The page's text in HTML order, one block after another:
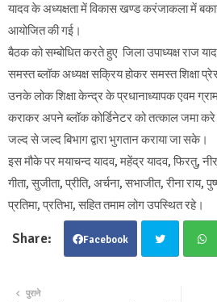
यादव के अध्यक्षता में विकास खण्ड करंजाकला में
आयोजित की गई।
बैठक को सम्बोधित करते हुए जिला उपाध्यक्ष राज
समस्त ब्लॉक अध्यक्ष सक्रिय होकर समस्त शिक्षा
उनके लोक शिक्षा केन्द्र के प्रधानाध्यापक एवम
कराकर अपने ब्लॉक कोर्डिनेटर को तत्काल जमा
जल्द से जल्द बिभाग द्वारा भुगतान कराया जा सके।
इस मौके पर मयाचन्द यादव, महेंद्र यादव, फिरतु,
गीता, सुजीता, प्रीति, अर्चना, सभाजीत, रीना राय,
प्रतिमा, प्रतिभा, सहित तमाम लोग उपस्थित रहे।
Facebook
पुराने